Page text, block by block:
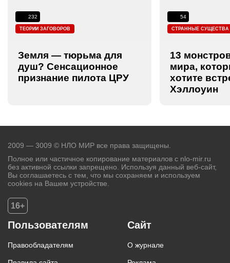
ТЕОРИИ ЗАГОВОРОВ
232
Земля — тюрьма для
душ? Сенсационное
признание пилота ЦРУ
СТРАННЫЕ СУЩЕСТВА
54
13
мира,
хотите
Хэллоуин
2009 — 3009 © НЛО МИР все права защищены.
Полное или частичное копирование материалов с nlo-mir.ru
без активной ссылки запрещено. Используя данный веб-сайт,
Вы соглашаетесь с тем, что мы сохраняем и используем
cookies на Вашем устройстве.
16+
Пользователям
Правообладателям
Сайт
О журнале